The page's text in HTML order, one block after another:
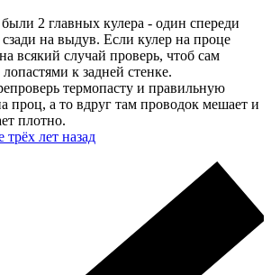
2 главных кулера - один спереди
на выдув. Если кулер на проце
всякий случай проверь, чтоб сам
к задней стенке.
термопасту и правильную
проц, а то вдруг там проводок мешает и
плотно.
трёх лет назад